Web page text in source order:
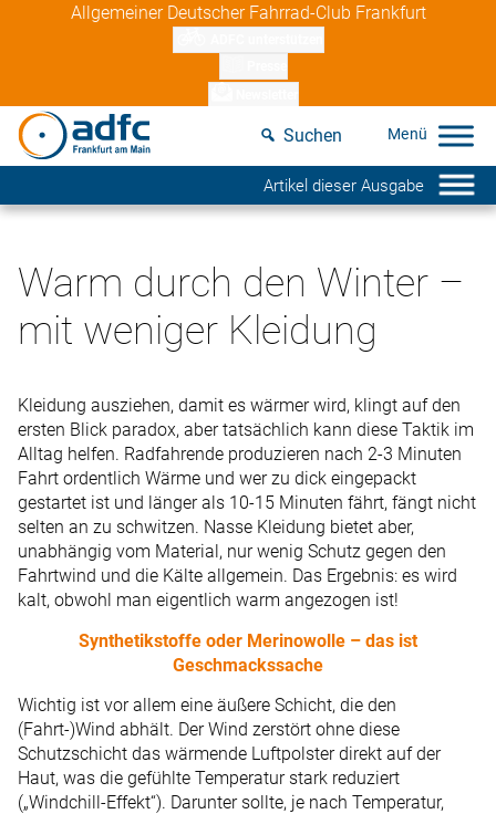
Allgemeiner Deutscher Fahrrad-Club Frankfurt
Suchen
Artikel dieser Ausgabe
Warm durch den Winter –
mit weniger Kleidung
Kleidung ausziehen, damit es wärmer wird, klingt auf den
ersten Blick paradox, aber tatsächlich kann diese Taktik im
Alltag helfen. Radfahrende produzieren nach 2-3 Minuten
Fahrt ordentlich Wärme und wer zu dick eingepackt
gestartet ist und länger als 10-15 Minuten fährt, fängt nicht
selten an zu schwitzen. Nasse Kleidung bietet aber,
unabhängig vom Material, nur wenig Schutz gegen den
Fahrtwind und die Kälte allgemein. Das Ergebnis: es wird
kalt, obwohl man eigentlich warm angezogen ist!
Synthetikstoffe oder Merinowolle – das ist
Geschmackssache
Wichtig ist vor allem eine äußere Schicht, die den
(Fahrt-)Wind abhält. Der Wind zerstört ohne diese
Schutzschicht das wärmende Luftpolster direkt auf der
Haut, was die gefühlte Temperatur stark reduziert
(„Windchill-Effekt“). Darunter sollte, je nach Temperatur,